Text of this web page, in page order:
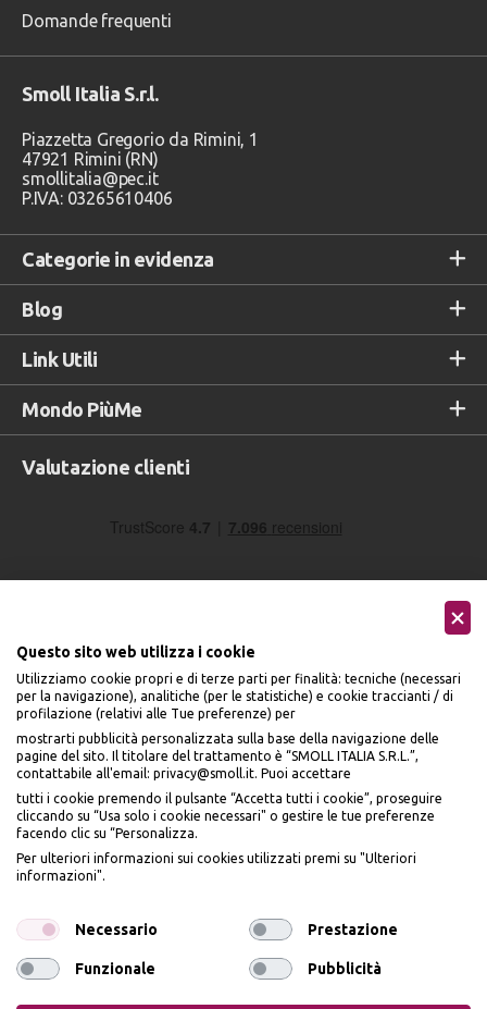
Categorie in evidenza
Blog
Link Utili
Mondo PiùMe
Domande frequenti
Smoll Italia S.r.l.
Piazzetta Gregorio da Rimini, 1
47921 Rimini (RN)
smollitalia@pec.it
P.IVA: 03265610406
Valutazione clienti
Accettiamo
Seguici sui social
Privacy Policy Cookie Policy
Questo sito web utilizza i cookie
Utilizziamo cookie propri e di terze parti per finalità: tecniche (necessari
per la navigazione), analitiche (per le statistiche) e cookie traccianti / di
profilazione (relativi alle Tue preferenze) per
mostrarti pubblicità personalizzata sulla base della navigazione delle
pagine del sito. Il titolare del trattamento è “SMOLL ITALIA S.R.L.”,
contattabile all'email: privacy@smoll.it. Puoi accettare
tutti i cookie premendo il pulsante “Accetta tutti i cookie”, proseguire
cliccando su “Usa solo i cookie necessari" o gestire le tue preferenze
facendo clic su “Personalizza.
Per ulteriori informazioni sui cookies utilizzati premi su "Ulteriori
informazioni".
Necessario Prestazione
Funzionale Pubblicità
BENVENUTO DA
PIÙME
IL10% DI SCONTO
dell’art. 13 del Reg UE 2016/679 e presto il mio consenso a ricevere email